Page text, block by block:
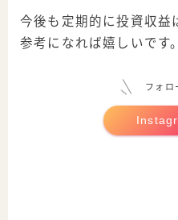
今後も定期的に投資収益
参考になれば嬉しいです。
フォロ